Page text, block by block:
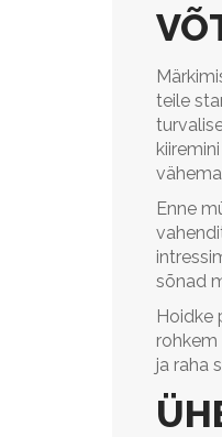
teile
Enne
sõnad
Hoidke
rohkem
ja raha